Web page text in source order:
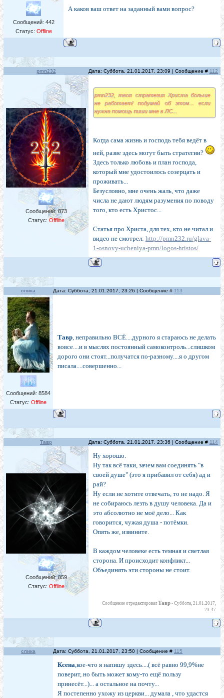
Сообщений: 442
Статус: Offline
А каков ваш ответ на заданный вами вопрос?
pmn232 Дата: Суббота, 21.01.2017, 23:09 | Сообщение # 112
Сообщений:873
Статус: Offline
pmn232, твоя стратегия Христа больше
не работает! подумай об этом... если
нужна помощь пиши мне в ЛС...
Когда сама жизнь и господь тебя ведёт в
ней, разве здесь могут быть стратегии?
Здесь только любовь и план господа,
который мне удостоилось созерцать и
проживать...
Безусловно, мне очень жаль, что даже
числа не дают людям разумения по поводу
того, кто есть Христос...
Статья про Христа, для тех, кто не читал и
видео не смотрел: http://pmn232.ru/glava-
1-osnovy-ucheniya-pmn/logos-hristos/
спика Дата: Суббота, 21.01.2017, 23:26 | Сообщение # 113
Сообщений: 8584
Статус: Offline
Тавр, неправильно ВСЁ....дурного я стараюсь не делать
вовсе....и в мыслях постоянный самоконтроль...слишком
дорого они стоят...получатся по-разному....я о другом
писала....совершенно...
Тавр Дата: Суббота, 21.01.2017, 23:36 | Сообщение # 114
Сообщений:859
Статус: Offline
Ну хорошо.
Ну так всё таки, зачем вам соединять "в
своей душе" (это я прибавил от себя) ад и
рай?
Ну если не хотите отвечать, то не надо. Я
не собираюсь лезть в душу человека. Да и
это абсолютно не моё дело... Как
говорится, чужая душа - потёмки.
Опять же, извините.
В каждом человеке есть темная и светлая
сторона. И происходит конфликт...
Объединять эти стороны не стоит.
Сообщение отредактировал Тавр - Суббота, 21.01.2017,
23:47
спика Дата: Суббота, 21.01.2017, 23:50 | Сообщение # 115
Ксена,кое-что я напишу здесь....( всё равно 99,9%не
поверит, но быть может кому-то ещё пользу
принесёт...)... а остальное на почту...
Я постепенно ухожу из церкви... думала , что удастся